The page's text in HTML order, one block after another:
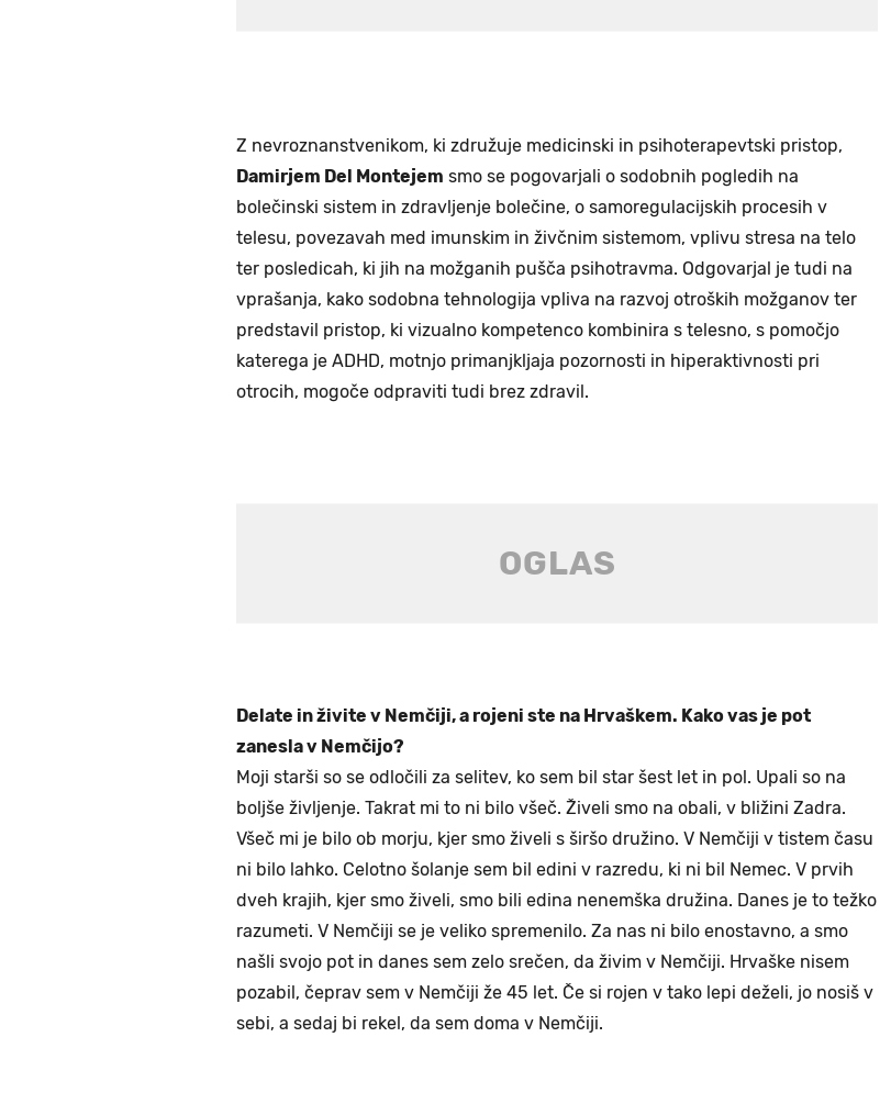
Z nevroznanstvenikom, ki združuje medicinski in psihoterapevtski pristop,
Damirjem Del Montejem smo se pogovarjali o sodobnih pogledih na
bolečinski sistem in zdravljenje bolečine, o samoregulacijskih procesih v
telesu, povezavah med imunskim in živčnim sistemom, vplivu stresa na telo
ter posledicah, ki jih na možganih pušča psihotravma. Odgovarjal je tudi na
vprašanja, kako sodobna tehnologija vpliva na razvoj otroških možganov ter
predstavil pristop, ki vizualno kompetenco kombinira s telesno, s pomočjo
katerega je ADHD, motnjo primanjkljaja pozornosti in hiperaktivnosti pri
otrocih, mogoče odpraviti tudi brez zdravil.
Delate in živite v Nemčiji, a rojeni ste na Hrvaškem. Kako vas je pot
zanesla v Nemčijo?
Moji starši so se odločili za selitev, ko sem bil star šest let in pol. Upali so na
boljše življenje. Takrat mi to ni bilo všeč. Živeli smo na obali, v bližini Zadra.
Všeč mi je bilo ob morju, kjer smo živeli s širšo družino. V Nemčiji v tistem času
ni bilo lahko. Celotno šolanje sem bil edini v razredu, ki ni bil Nemec. V prvih
dveh krajih, kjer smo živeli, smo bili edina nenemška družina. Danes je to težko
razumeti. V Nemčiji se je veliko spremenilo. Za nas ni bilo enostavno, a smo
našli svojo pot in danes sem zelo srečen, da živim v Nemčiji. Hrvaške nisem
pozabil, čeprav sem v Nemčiji že 45 let. Če si rojen v tako lepi deželi, jo nosiš v
sebi, a sedaj bi rekel, da sem doma v Nemčiji.